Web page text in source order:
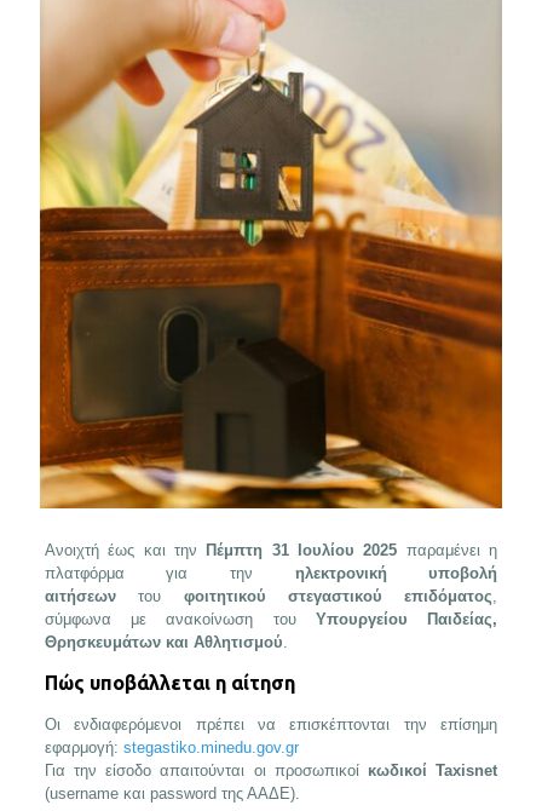
Ανοιχτή έως και την Πέμπτη 31 Ιουλίου 2025 παραμένει η
πλατφόρμα για την ηλεκτρονική υποβολή
αιτήσεωντου φοιτητικού στεγαστικού επιδόματος,
σύμφωνα με ανακοίνωση του Υπουργείου Παιδείας,
Θρησκευμάτων και Αθλητισμού.
Πώς υποβάλλεται η αίτηση
Οι ενδιαφερόμενοι πρέπει να επισκέπτονται την επίσημη
εφαρμογή: stegastiko.minedu.gov.gr
Για την είσοδο απαιτούνται οι προσωπικοί κωδικοί Taxisnet
(username και password της ΑΑΔΕ).